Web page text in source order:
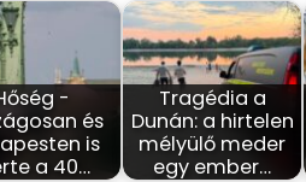
-
és
is
a 40…
Tragédia a
Dunán: a hirtelen
mélyülő meder
egy ember…